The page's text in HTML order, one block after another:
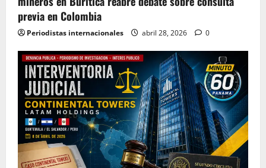
previa en Colombia
Periodistas internacionales abril 28, 2026 0